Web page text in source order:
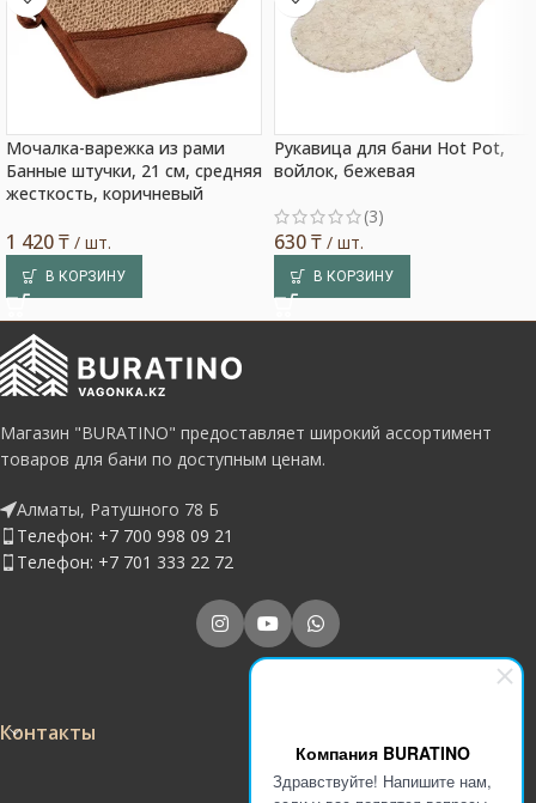
Компания BURATINO
Здравствуйте! Напишите нам,
Мочалка-варежка из рами
Банные штучки, 21 см, средняя
жесткость, коричневый
1 420₸ / шт.
В КОРЗИНУ
Рукавица для бани Hot Pot,
войлок, бежевая
(3)
630₸ / шт.
В КОРЗИНУ
Магазин "BURATINO" предоставляет широкий ассортимент
товаров для бани по доступным ценам.
Алматы, Ратушного 78 Б
Телефон: +7 700 998 09 21
Телефон: +7 701 333 22 72
Контакты